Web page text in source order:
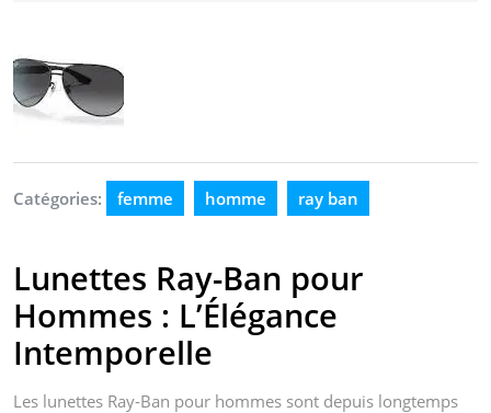
Catégories: femme homme ray ban
Lunettes Ray-Ban pour
Hommes : L’Élégance
Intemporelle
Les lunettes Ray-Ban pour hommes sont depuis longtemps